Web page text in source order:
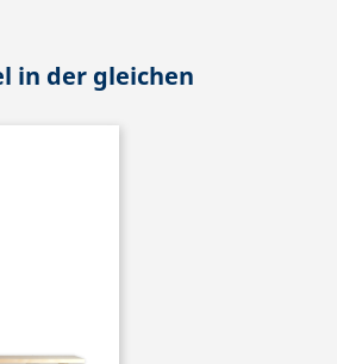
in der gleichen